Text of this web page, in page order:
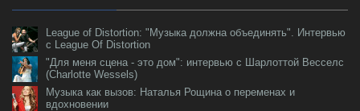
League of Distortion: "Музыка должна объединять". Интервью
с League Of Distortion
"Для меня сцена - это дом": интервью с Шарлоттой Весселс
(Charlotte Wessels)
Музыка как вызов: Наталья Рощина о переменах и
вдохновении